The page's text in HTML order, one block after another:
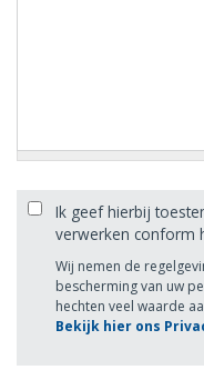
Ik geef hierbij
verwerken conform
Wij nemen de
bescherming van uw
hechten veel waarde
Bekijk hier ons